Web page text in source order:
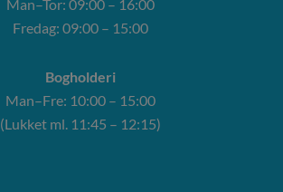
Man–Tor: 09:00 – 16:00
Fredag: 09:00 – 15:00
Bogholderi
Man–Fre: 10:00 – 15:00
(Lukket ml. 11:45 – 12:15)